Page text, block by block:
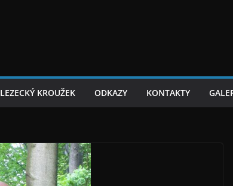
LEZECKÝ KROUŽEK ODKAZY KONTAKTY